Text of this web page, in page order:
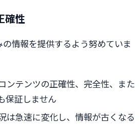
確性
情報を提供するよう努めていま
ンテンツの正確性、完全性、また
保証しません
は急速に変化し、情報が古くなる